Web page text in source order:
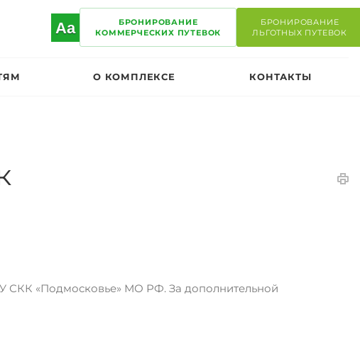
Aa
БРОНИРОВАНИЕ
КОММЕРЧЕСКИХ ПУТЕВОК
БРОНИРОВАНИЕ
ЛЬГОТНЫХ ПУТЕВОК
О КОМПЛЕКСЕ КОНТАКТЫ
СКК «Подмосковье» МО РФ. За дополнительной